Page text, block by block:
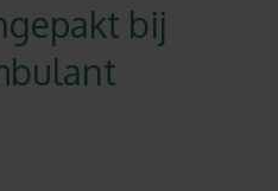
bij